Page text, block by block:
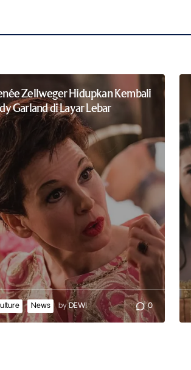
Zellweger Hidupkan Kembali
Garland di Layar Lebar
News byDEWI 0